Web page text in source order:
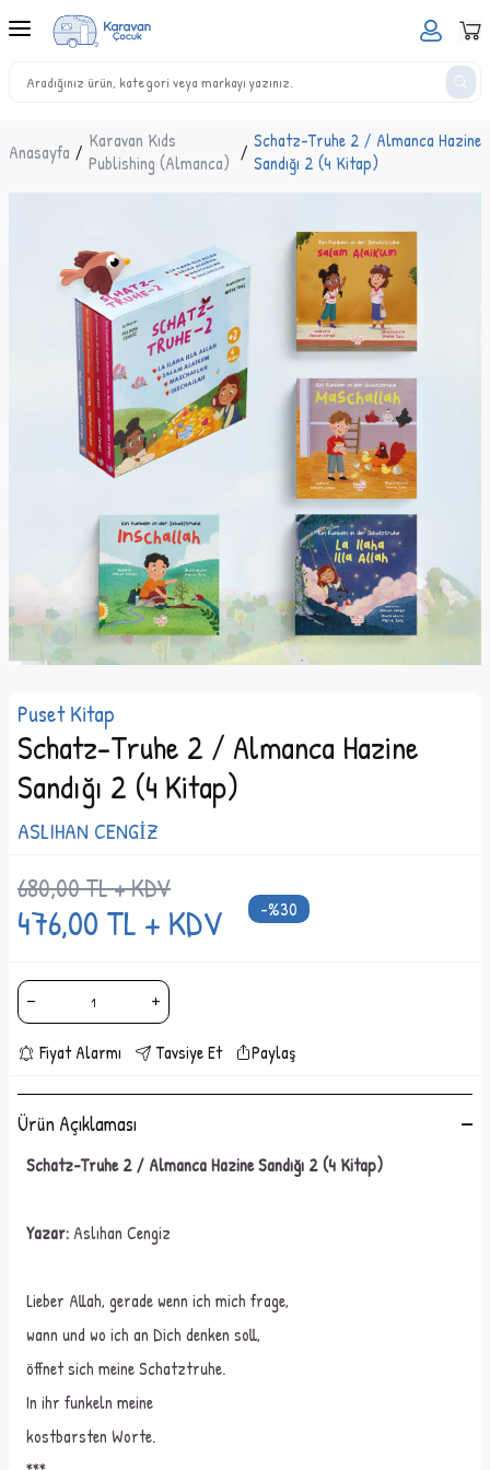
Anasayfa / Karavan Kıds
Publishing (Almanca) / Schatz-Truhe 2 / Almanca Hazine
Sandığı 2 (4 Kitap)
Puset Kitap
Schatz-Truhe 2 / Almanca Hazine
Sandığı 2 (4 Kitap)
ASLIHAN CENGİZ
680,00TL + KDV
476,00 TL + KDV -%30
Fiyat Alarmı Tavsiye Et Paylaş
Ürün Açıklaması
Schatz-Truhe 2 / Almanca Hazine Sandığı 2 (4 Kitap)
Yazar: Aslıhan Cengiz
Lieber Allah, gerade wenn ich mich frage,
wann und wo ich an Dich denken soll,
öffnet sich meine Schatztruhe.
In ihr funkeln meine
kostbarsten Worte.